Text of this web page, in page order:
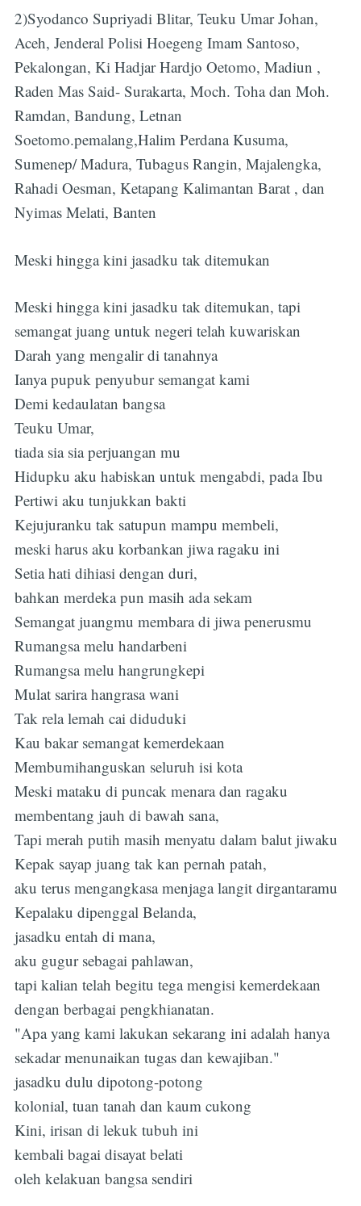
2)Syodanco Supriyadi Blitar, Teuku Umar Johan,
Aceh, Jenderal Polisi Hoegeng Imam Santoso,
Pekalongan, Ki Hadjar Hardjo Oetomo, Madiun ,
Raden Mas Said- Surakarta, Moch. Toha dan Moh.
Ramdan, Bandung, Letnan
Soetomo.pemalang,Halim Perdana Kusuma,
Sumenep/ Madura, Tubagus Rangin, Majalengka,
Rahadi Oesman, Ketapang Kalimantan Barat , dan
Nyimas Melati, Banten
Meski hingga kini jasadku tak ditemukan
Meski hingga kini jasadku tak ditemukan, tapi
semangat juang untuk negeri telah kuwariskan
Darah yang mengalir di tanahnya
Ianya pupuk penyubur semangat kami
Demi kedaulatan bangsa
Teuku Umar,
tiada sia sia perjuangan mu
Hidupku aku habiskan untuk mengabdi, pada Ibu
Pertiwi aku tunjukkan bakti
Kejujuranku tak satupun mampu membeli,
meski harus aku korbankan jiwa ragaku ini
Setia hati dihiasi dengan duri,
bahkan merdeka pun masih ada sekam
Semangat juangmu membara di jiwa penerusmu
Rumangsa melu handarbeni
Rumangsa melu hangrungkepi
Mulat sarira hangrasa wani
Tak rela lemah cai diduduki
Kau bakar semangat kemerdekaan
Membumihanguskan seluruh isi kota
Meski mataku di puncak menara dan ragaku
membentang jauh di bawah sana,
Tapi merah putih masih menyatu dalam balut jiwaku
Kepak sayap juang tak kan pernah patah,
aku terus mengangkasa menjaga langit dirgantaramu
Kepalaku dipenggal Belanda,
jasadku entah di mana,
aku gugur sebagai pahlawan,
tapi kalian telah begitu tega mengisi kemerdekaan
dengan berbagai pengkhianatan.
"Apa yang kami lakukan sekarang ini adalah hanya
sekadar menunaikan tugas dan kewajiban."
jasadku dulu dipotong-potong
kolonial, tuan tanah dan kaum cukong
Kini, irisan di lekuk tubuh ini
kembali bagai disayat belati
oleh kelakuan bangsa sendiri